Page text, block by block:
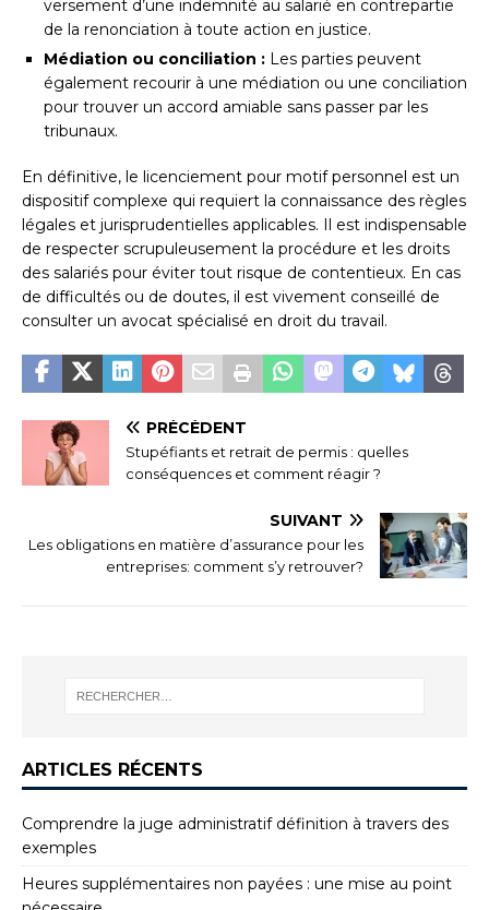
versement d’une indemnité au salarié en contrepartie
de la renonciation à toute action en justice.
Médiation ou conciliation : Les parties peuvent
également recourir à une médiation ou une conciliation
pour trouver un accord amiable sans passer par les
tribunaux.
En définitive, le licenciement pour motif personnel est un
dispositif complexe qui requiert la connaissance des règles
légales et jurisprudentielles applicables. Il est indispensable
de respecter scrupuleusement la procédure et les droits
des salariés pour éviter tout risque de contentieux. En cas
de difficultés ou de doutes, il est vivement conseillé de
consulter un avocat spécialisé en droit du travail.
PRÉCÉDENT
Stupéfiants et retrait de permis : quelles
conséquences et comment réagir ?
SUIVANT
Les obligations en matière d’assurance pour les
entreprises: comment s’y retrouver?
ARTICLES RÉCENTS
Comprendre la juge administratif définition à travers des
exemples
Heures supplémentaires non payées : une mise au point